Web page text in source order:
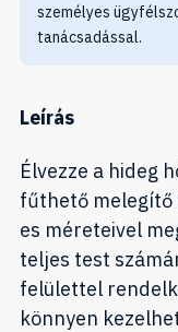
személyes
tanácsadással.
Leírás
Élvezze a hideg
fűthető melegítő
es méreteivel
teljes test
felülettel
könnyen